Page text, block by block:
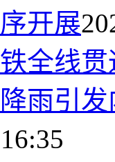
开展
全线
雨引